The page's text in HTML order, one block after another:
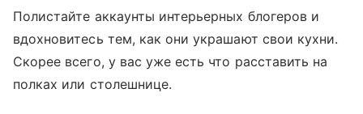
Полистайте аккаунты интерьерных блогеров и
вдохновитесь тем, как они украшают свои кухни.
Скорее всего, у вас уже есть что расставить на
полках или столешнице.